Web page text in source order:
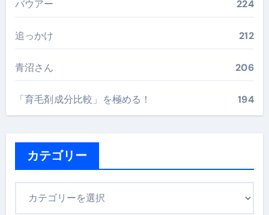
バウアー 224
追っかけ 212
青沼さん 206
「育毛剤成分比較」を極める！ 194
カテゴリー